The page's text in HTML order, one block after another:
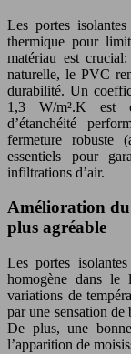
Les portes
thermique pour
matériau est
naturelle, le PVC
durabilité. Un
1,3 W/m².K est
d’étanchéité
fermeture robuste
essentiels pour
infiltrations d’air.
Amélioration
plus agréable
Les portes
homogène dans le
variations de
par une sensation
De plus, une
l’apparition de